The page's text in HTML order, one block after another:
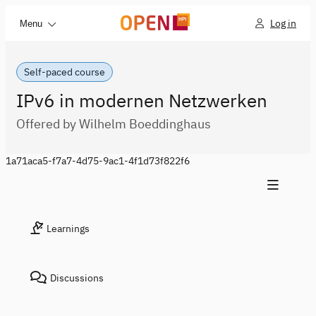
Menu Log in
Self-paced course
IPv6 in modernen Netzwerken
Offered by Wilhelm Boeddinghaus
1a71aca5-f7a7-4d75-9ac1-4f1d73f822f6
Learnings
Discussions